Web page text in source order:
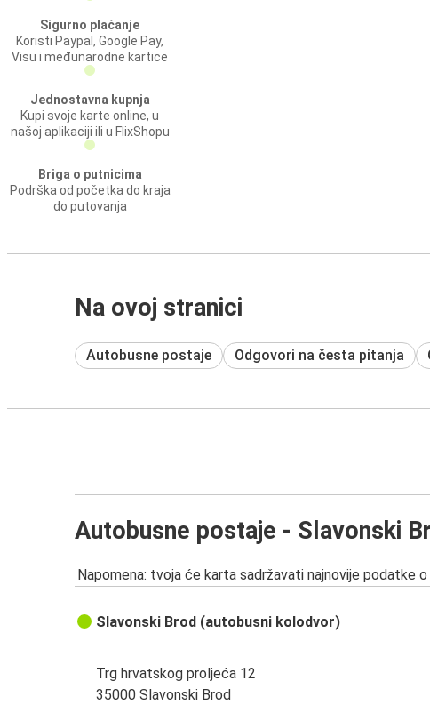
Sigurno plaćanje
Koristi Paypal, Google Pay,
Visu i međunarodne kartice
Jednostavna kupnja
Kupi svoje karte online, u
našoj aplikaciji ili u FlixShopu
Briga o putnicima
Podrška od početka do kraja
do putovanja
Na ovoj stranici
Autobusne postaje Odgovori na česta pitanja
Autobusne postaje - Slavonski
Napomena: tvoja će karta sadržavati najnovije podatke o
Slavonski Brod (autobusni kolodvor)
Trg hrvatskog proljeća 12
35000 Slavonski Brod